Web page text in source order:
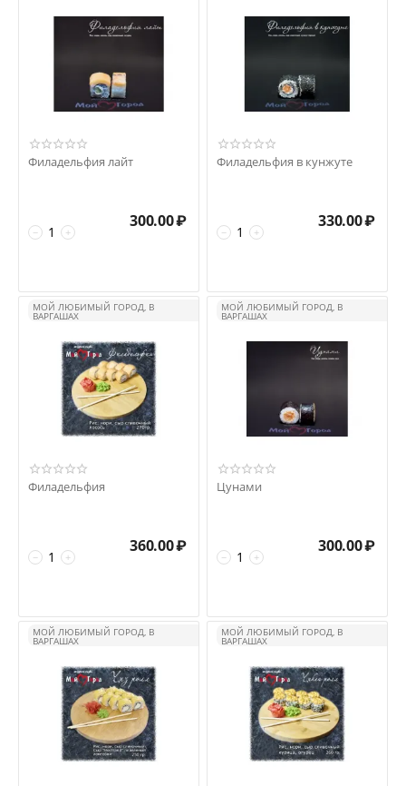
Филадельфия лайт
+
−
300.00₽
Филадельфия в кунжуте
+
−
330.00₽
МОЙ ЛЮБИМЫЙ ГОРОД, В
ВАРГАШАХ
Филадельфия
+
−
360.00₽
МОЙ ЛЮБИМЫЙ ГОРОД, В
ВАРГАШАХ
Цунами
+
−
300.00₽
МОЙ ЛЮБИМЫЙ ГОРОД, В
ВАРГАШАХ
МОЙ ЛЮБИМЫЙ ГОРОД, В
ВАРГАШАХ